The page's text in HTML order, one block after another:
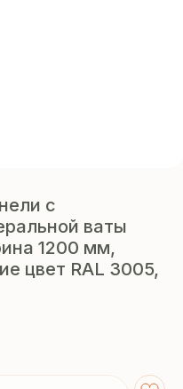
с
ваты
1200 мм,
цвет RAL 3005,